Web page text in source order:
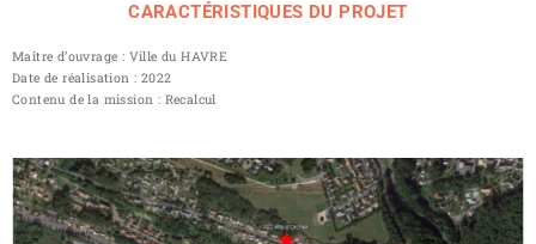
CARACTÉRISTIQUES DU PROJET
Maître d’ouvrage : Ville du HAVRE
Date de réalisation : 2022
Contenu de la mission : Recalcul